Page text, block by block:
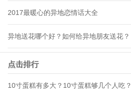
2017最暖心的异地恋情话大全
异地送花哪个好？如何给异地朋友送花？
点击排行
10寸蛋糕有多大？10寸蛋糕够几个人吃？